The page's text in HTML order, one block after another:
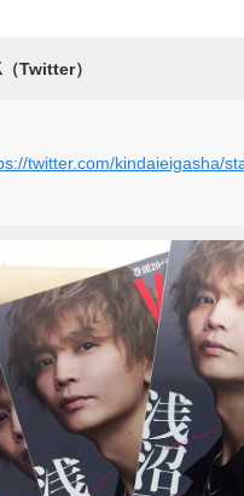
twitter.com/kindaieigasha/